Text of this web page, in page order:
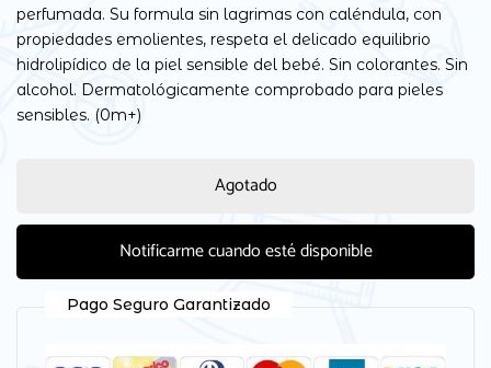
perfumada. Su formula sin lagrimas con caléndula, con
propiedades emolientes, respeta el delicado equilibrio
hidrolipídico de la piel sensible del bebé. Sin colorantes. Sin
alcohol. Dermatológicamente comprobado para pieles
sensibles. (0m+)
Agotado
Notificarme cuando esté disponible
Pago Seguro Garantizado